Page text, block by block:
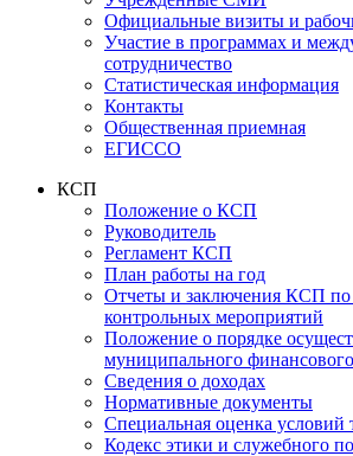
Официальные визиты и
Участие в программах и
сотрудничество
Статистическая информация
Контакты
Общественная приемная
ЕГИССО
КСП
Положение о КСП
Руководитель
Регламент КСП
План работы на год
Отчеты и заключения КСП по
контрольных мероприятий
Положение о порядке
муниципального
Сведения о доходах
Нормативные документы
Специальная оценка условий
Кодекс этики и служебного